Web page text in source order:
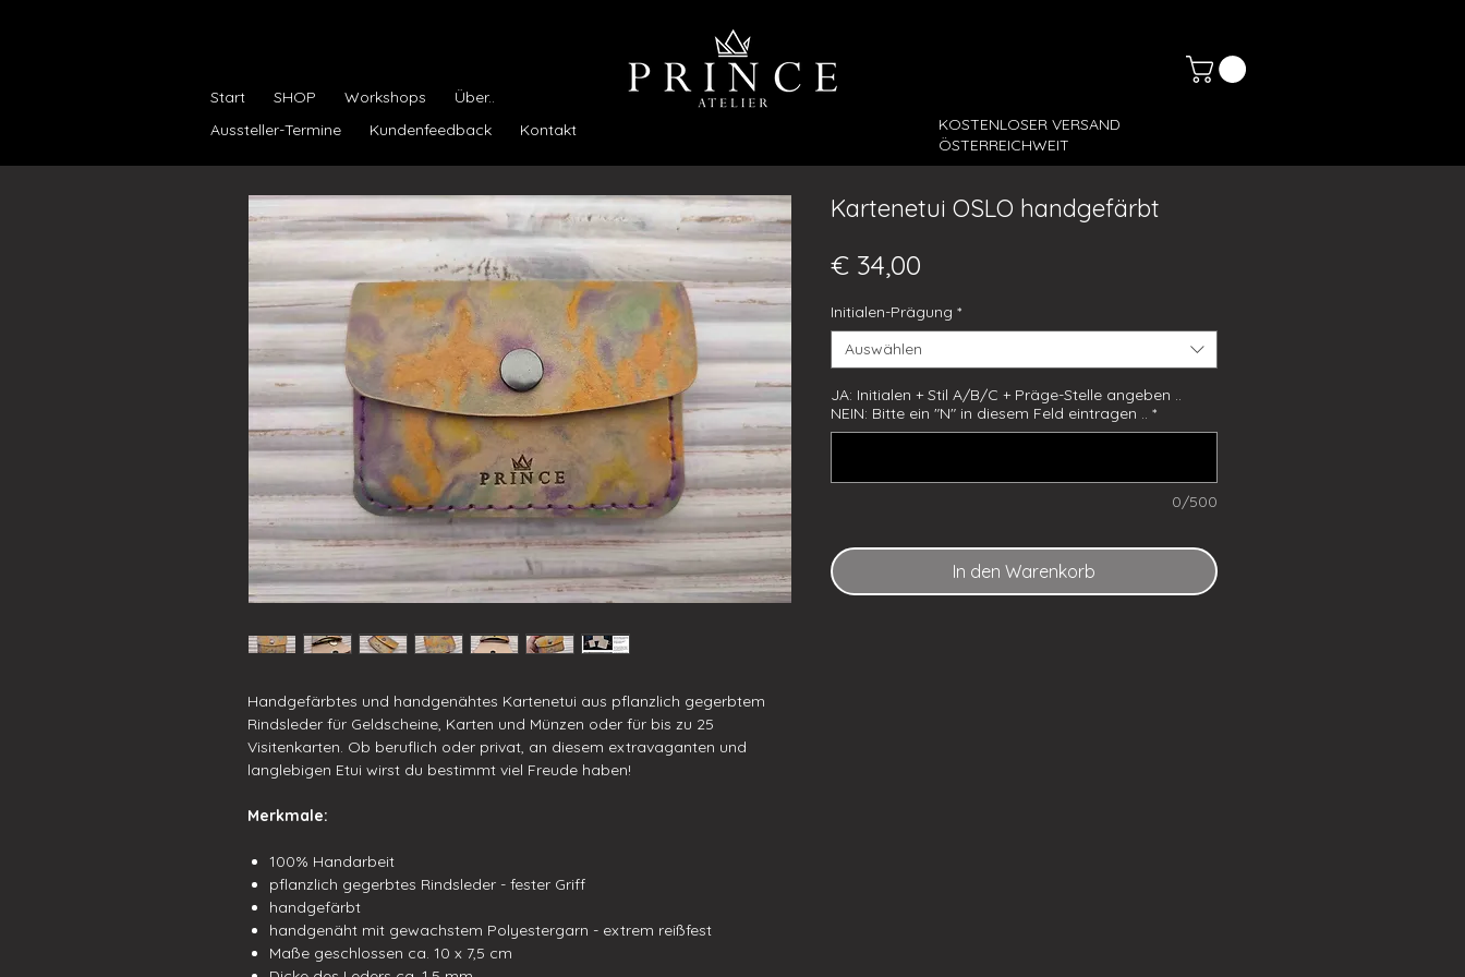
Start SHOP Workshops
Über..
Aussteller-Termine
Kundenfeedback Kontakt
KOSTENLOSER VERSAND
ÖSTERREICHWEIT
Handgefärbtes und handgenähtes Kartenetui aus pflanzlich gegerbtem
Rindsleder für Geldscheine, Karten und Münzen oder für bis zu 25
Visitenkarten. Ob beruflich oder privat, an diesem extravaganten und
langlebigen Etui wirst du bestimmt viel Freude haben!
Merkmale:
100% Handarbeit
pflanzlich gegerbtes Rindsleder - fester Griff
handgefärbt
handgenäht mit gewachstem Polyestergarn - extrem reißfest
Maße geschlossen ca. 10 x 7,5 cm
Kartenetui OSLO handgefärbt
€ 34,00
Initialen-Prägung *
Auswählen
JA: Initialen + Stil A/B/C + Präge-Stelle angeben ..
NEIN: Bitte ein "N" in diesem Feld eintragen .. *
0/500
In den Warenkorb